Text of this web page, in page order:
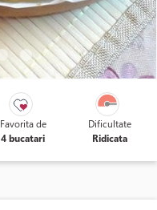
Favorita de
4 bucatari
Dificultate
Ridicata